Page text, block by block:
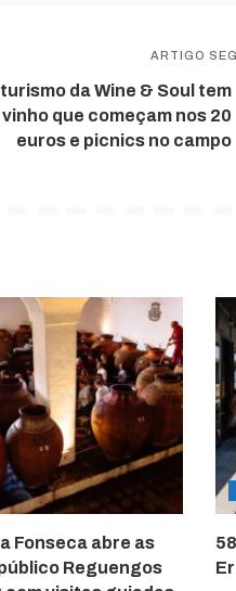
ARTIGO
da Wine & Soul tem
que começam nos 20
euros e picnics no campo
Fonseca abre as
Reguengos